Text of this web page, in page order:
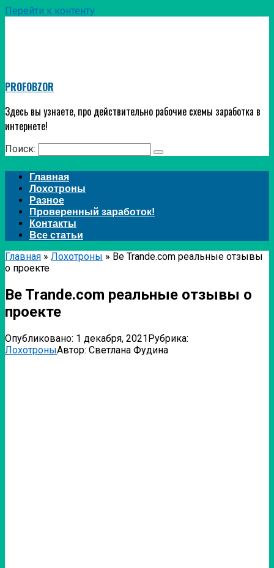
Перейти к контенту
PROFOBZOR
Здесь вы узнаете, про действительно рабочие схемы заработка в
интернете!
Поиск:
Главная
Лохотроны
Разное
Проверенный заработок!
Контакты
Все статьи
Главная » Лохотроны » Be Trande.com реальные отзывы
о проекте
Be Trande.com реальные отзывы о
проекте
Опубликовано: 1 декабря, 2021Рубрика:
ЛохотроныАвтор: Светлана Фудина